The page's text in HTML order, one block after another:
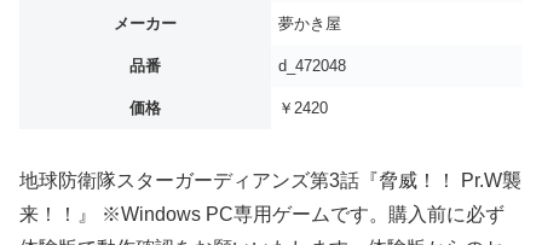
メーカー 夢かき屋
品番 d_472048
価格 ￥2420
地球防衛隊スターガーディアンズ第3話『脅威！！ Pr.W襲
来！！』 ※Windows PC専用ゲームです。購入前に必ず